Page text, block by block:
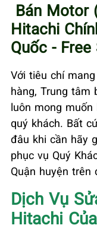
Bán Motor
Hitachi
Quốc -
Với tiêu chí
hàng, Trung tâm
luôn mong
quý khách. Bất
đâu khi cần hãy
phục vụ Quý
Quận huyện trên
Dịch Vụ
Hitachi